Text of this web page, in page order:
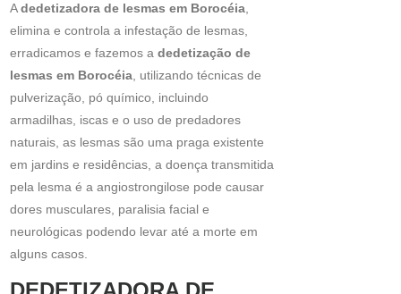
Adedetizadora de lesmas em Borocéia
elimina e controla a infestação de lesmas,
erradicamos e fazemos adedetização de
lesmas em Borocéia , utilizando técnicas de
pulverização, pó químico, incluindo
armadilhas, iscas e o uso de predadores
naturais, as lesmas são uma praga existente
em jardins e residências, a doença transmitida
pela lesma é a angiostrongilose pode causar
dores musculares, paralisia facial e
neurológicas podendo levar até a morte em
alguns casos.